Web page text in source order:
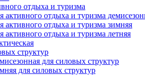
отдыха и туризма
активного отдыха и туризма
активного отдыха и туризма зимняя
активного отдыха и туризма летняя
структур
для силовых структур
для силовых структур